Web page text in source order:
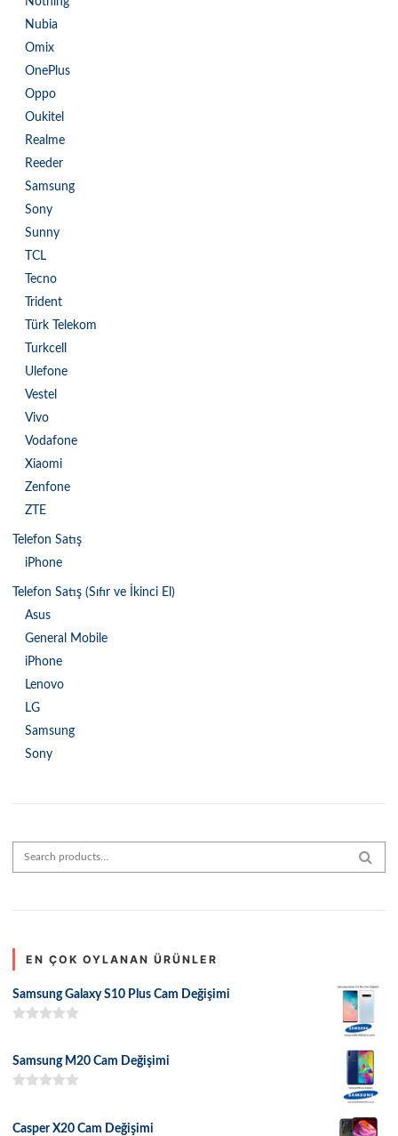
Nubia
Omix
OnePlus
Oppo
Oukitel
Realme
Reeder
Samsung
Sony
Sunny
TCL
Tecno
Trident
Türk Telekom
Turkcell
Ulefone
Vestel
Vivo
Vodafone
Xiaomi
Zenfone
ZTE
Telefon Satış
iPhone
Telefon Satış (Sıfır ve İkinci El)
Asus
General Mobile
iPhone
Lenovo
LG
Samsung
Sony
Search for:
EN ÇOK OYLANAN ÜRÜNLER
Samsung Galaxy S10 Plus Cam Değişimi
Samsung M20 Cam Değişimi
Casper X20 Cam Değişimi